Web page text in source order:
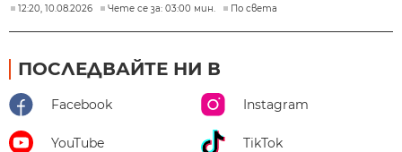
12:20, 10.08.2026 Чете се за: 03:00 мин. По света
ПОСЛЕДВАЙТЕ НИ В
Facebook Instagram
YouTube TikTok